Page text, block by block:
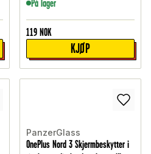
På lager
119 NOK
KJØP
PanzerGlass
OnePlus Nord 3 Skjermbeskytter i